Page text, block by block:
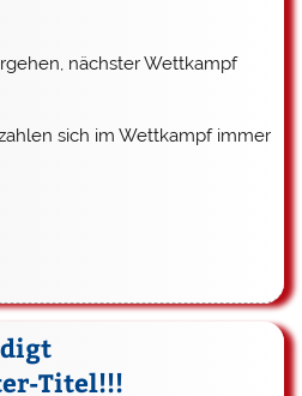
nächster Wettkampf
sich im Wettkampf immer
Titel!!!